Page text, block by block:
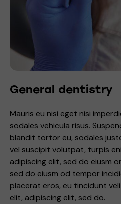
General dentistry
Mauris eu nisi eget nisi
sodales vehicula risus.
blandit tortor eu, sodales
vel suscipit volutpat, turpis
adipiscing elit, sed do eiusm
sed do eiusm od tempor
placerat eros, eu tincidunt
elit, adipiscing elit, sed do.